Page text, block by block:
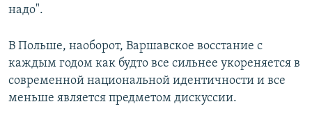
надо".
В Польше, наоборот, Варшавское восстание с
каждым годом как будто все сильнее укореняется в
современной национальной идентичности и все
меньше является предметом дискуссии.